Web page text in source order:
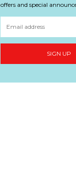
offers and special
SIGN UP